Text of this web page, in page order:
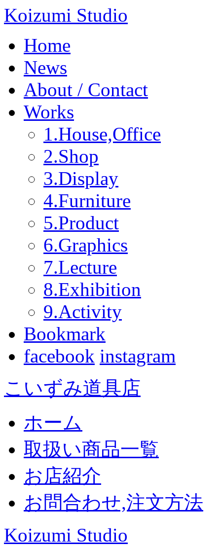
Koizumi Studio
Home
News
About / Contact
Works
1.House,Office
2.Shop
3.Display
4.Furniture
5.Product
6.Graphics
7.Lecture
8.Exhibition
9.Activity
Bookmark
facebook instagram
こいずみ道具店
ホーム
取扱い商品一覧
お店紹介
お問合わせ,注文方法
Koizumi Studio